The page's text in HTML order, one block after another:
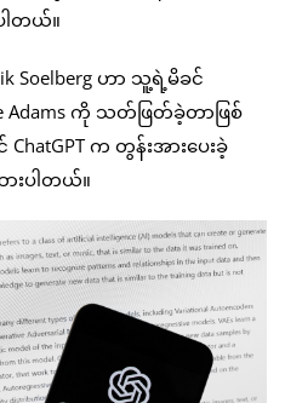
တယ်။
Soelberg ဟာ သူ့ရဲ့မိခင်
ကို သတ်ဖြတ်ခဲ့တာဖြစ်
က တွန်းအားပေးခဲ့
ပါတယ်။